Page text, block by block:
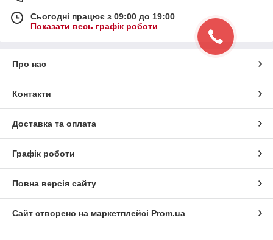
Сьогодні працює з 09:00 до 19:00
Показати весь графік роботи
Про нас
Контакти
Доставка та оплата
Графік роботи
Повна версія сайту
Сайт створено на маркетплейсі Prom.ua